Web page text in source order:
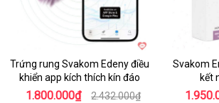
Trứng rung Svakom Edeny điều
khiển app kích thích kín đáo
1.800.000₫ 2.432.000₫
Svakom
kết